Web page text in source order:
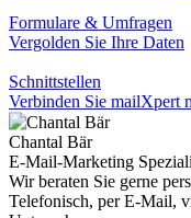
Formulare & Umfragen
Vergolden Sie Ihre Daten
Schnittstellen
Verbinden Sie mailXpert
Chantal Bär
E-Mail-Marketing
Wir beraten Sie gerne
Telefonisch, per E‑Mail,